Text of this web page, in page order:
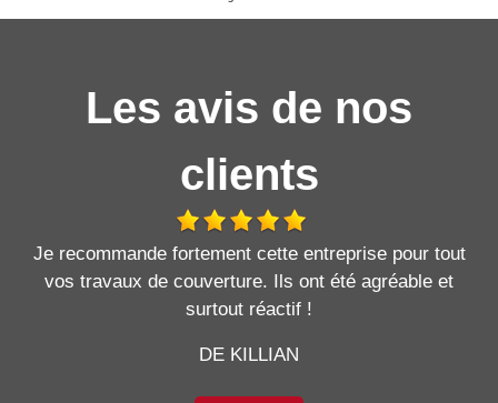
Les avis de nos
clients
Je recommande fortement cette entreprise pour tout
vos travaux de couverture. Ils ont été agréable et
surtout réactif !
DE KILLIAN